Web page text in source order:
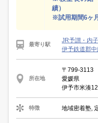
績）
※試用期間6ヶ
最寄り駅
JR予讃・内
伊予鉄道郡
所在地
〒799-3113
愛媛県
伊予市米湊
特徴 地域密着塾,